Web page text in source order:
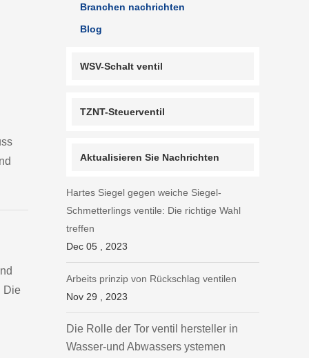
Die
Branchen nachrichten
Blog
WSV-Schalt ventil
TZNT-Steuerventil
Aktualisieren Sie Nachrichten
Hartes Siegel gegen weiche Siegel-
Schmetterlings ventile: Die richtige Wahl
treffen
Dec 05 , 2023
Arbeits prinzip von Rückschlag ventilen
Nov 29 , 2023
Die Rolle der Tor ventil hersteller in
Wasser-und Abwassers ystemen